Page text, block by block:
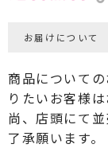
お届けについて
商品について
りたいお客様
尚、店頭にて
了承願います。